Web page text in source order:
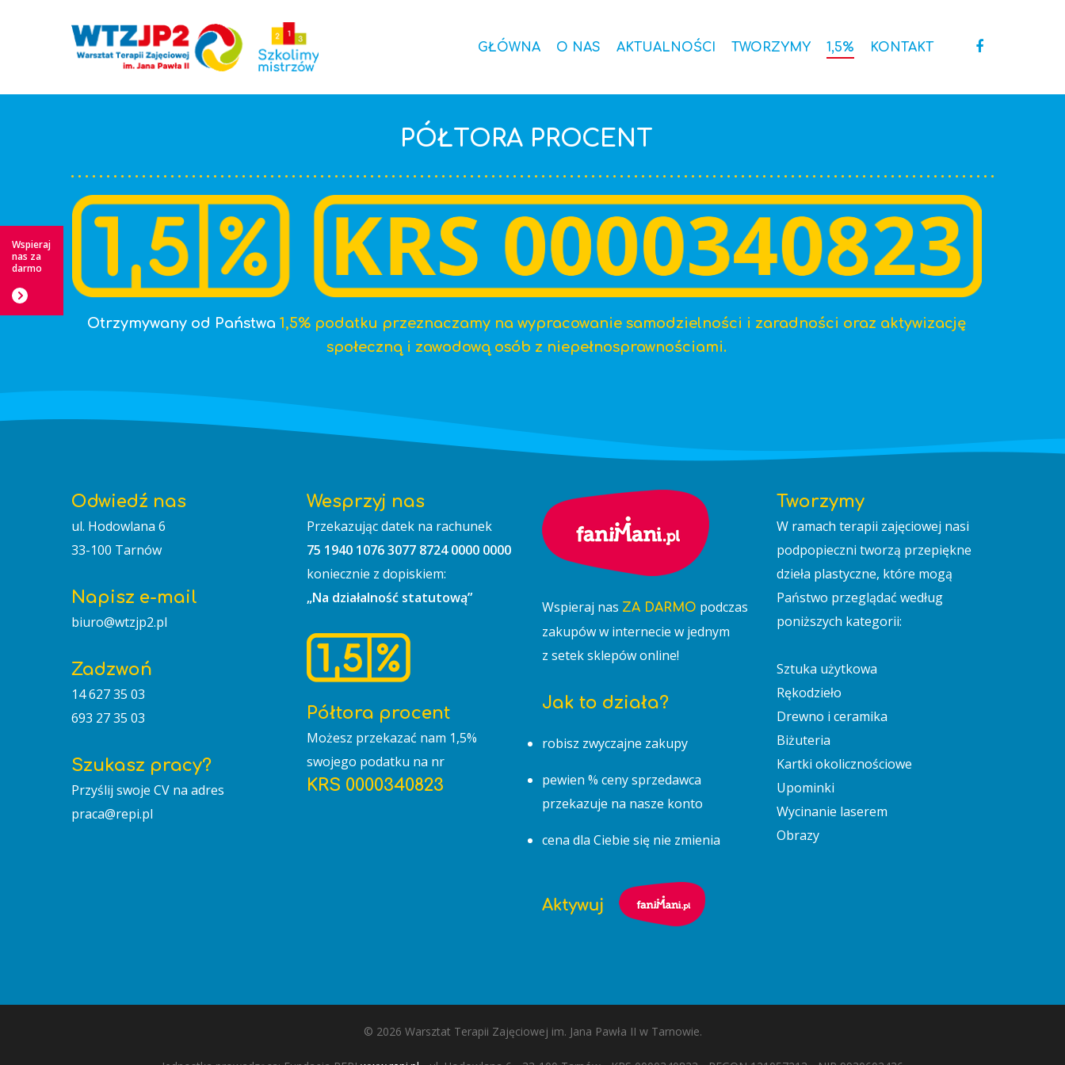
Hit enter to search or ESC to close
GŁÓWNA O NAS AKTUALNOŚCI TWORZYMY 1,5% KONTAKT
PÓŁTORA PROCENT
Otrzymywany od Państwa 1,5% podatku przeznaczamy na wypracowanie samodzielności i zaradności oraz aktywizację
społeczną i zawodową osób z niepełnosprawnościami.
Odwiedź nas
ul. Hodowlana 6
33-100 Tarnów
Napisz e-mail
biuro@wtzjp2.pl
Zadzwoń
14 627 35 03
693 27 35 03
Szukasz pracy?
Przyślij swoje CV na adres
praca@repi.pl
Wesprzyj nas
Przekazując datek na rachunek
75 1940 1076 3077 8724 0000 0000
koniecznie z dopiskiem:
„Na działalność statutową”
Półtora procent
Możesz przekazać nam 1,5%
swojego podatku na nr
KRS 0000340823
Wspieraj nas ZA DARMO podczas
zakupów w internecie w jednym
z setek sklepów online!
Jak to działa?
robisz zwyczajne zakupy
pewien % ceny sprzedawca
przekazuje na nasze konto
cena dla Ciebie się nie zmienia
Tworzymy
W ramach terapii zajęciowej nasi
podpopieczni tworzą przepiękne
dzieła plastyczne, które mogą
Państwo przeglądać według
poniższych kategorii:
Sztuka użytkowa
Rękodzieło
Drewno i ceramika
Biżuteria
Kartki okolicznościowe
Upominki
Wycinanie laserem
Obrazy
© 2026 Warsztat Terapii Zajęciowej im. Jana Pawła II w Tarnowie.
Wspieraj
nas za
darmo